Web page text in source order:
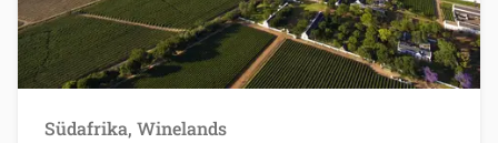
Südafrika, Winelands